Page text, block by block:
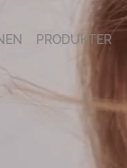
PRODUKTER